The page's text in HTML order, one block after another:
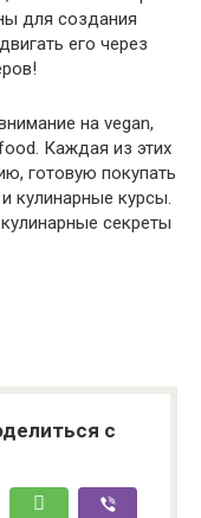
для создания
его через
на vegan,
Каждая из этих
готовую покупать
кулинарные курсы.
секреты
с